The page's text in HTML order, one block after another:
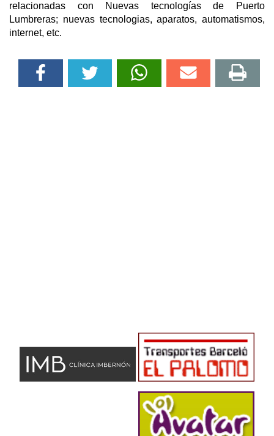
relacionadas con Nuevas tecnologías de Puerto
Lumbreras; nuevas tecnologias, aparatos, automatismos,
internet, etc.